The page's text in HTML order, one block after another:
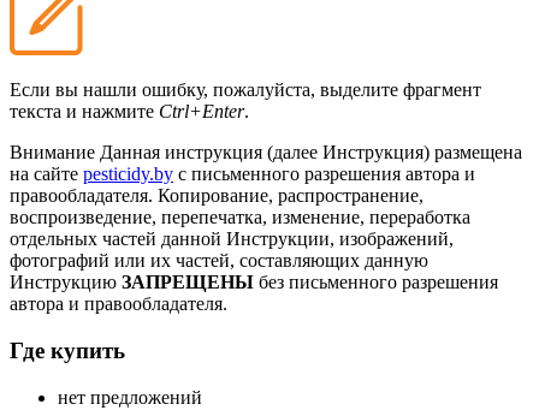
Если вы нашли ошибку, пожалуйста, выделите фрагмент
текста и нажмите Ctrl+Enter.
Внимание Данная инструкция (далее Инструкция) размещена
на сайте pesticidy.by с письменного разрешения автора и
правообладателя. Копирование, распространение,
воспроизведение, перепечатка, изменение, переработка
отдельных частей данной Инструкции, изображений,
фотографий или их частей, составляющих данную
Инструкцию ЗАПРЕЩЕНЫ без письменного разрешения
автора и правообладателя.
Где купить
нет предложений